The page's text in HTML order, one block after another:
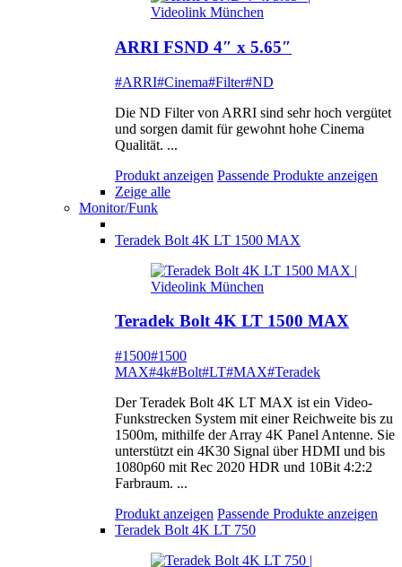
ARRI FSND 4″ x 5.65″
#ARRI#Cinema#Filter#ND
Die ND Filter von ARRI sind sehr hoch vergütet
und sorgen damit für gewohnt hohe Cinema
Qualität. ...
Produkt anzeigen Passende Produkte anzeigen
Zeige alle
Monitor/Funk
Teradek Bolt 4K LT 1500 MAX
Teradek Bolt 4K LT 1500 MAX
#1500#1500
MAX#4k#Bolt#LT#MAX#Teradek
Der Teradek Bolt 4K LT MAX ist ein Video-
Funkstrecken System mit einer Reichweite bis zu
1500m, mithilfe der Array 4K Panel Antenne. Sie
unterstützt ein 4K30 Signal über HDMI und bis
1080p60 mit Rec 2020 HDR und 10Bit 4:2:2
Farbraum. ...
Produkt anzeigen Passende Produkte anzeigen
Teradek Bolt 4K LT 750